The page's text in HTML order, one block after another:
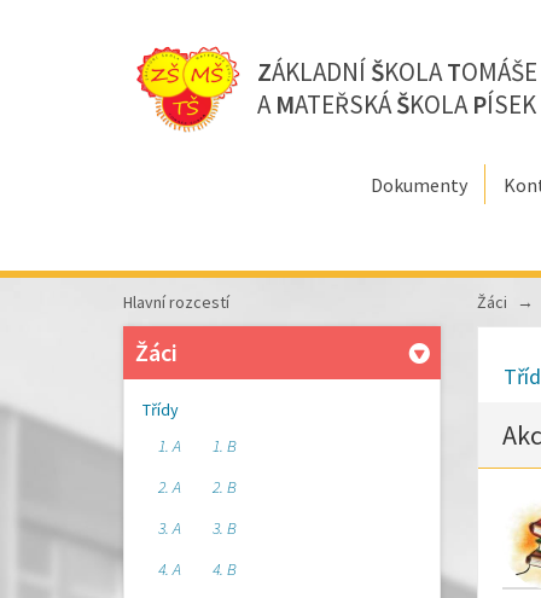
ZÁKLADNÍ ŠKOLATOMÁŠE
AMATEŘSKÁŠKOLAPÍSEK
Dokumenty
Hlavní rozcestí
Žáci
Třídy
1. A
1. B
2. A
2. B
3. A
3. B
4. A
4. B
Žáci